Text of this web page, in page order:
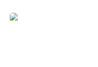
Гиперэкстензия Explode